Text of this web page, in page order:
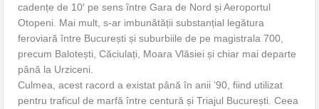
cadențe de 10′ pe sens între Gara de Nord și Aeroportul
Otopeni. Mai mult, s-ar imbunătății substanțial legătura
feroviară între București și suburbiile de pe magistrala 700,
precum Balotești, Căciulați, Moara Vlăsiei și chiar mai departe
până la Urziceni.
Culmea, acest racord a existat până în anii ’90, fiind utilizat
pentru traficul de marfă între centură și Triajul București. Ceea